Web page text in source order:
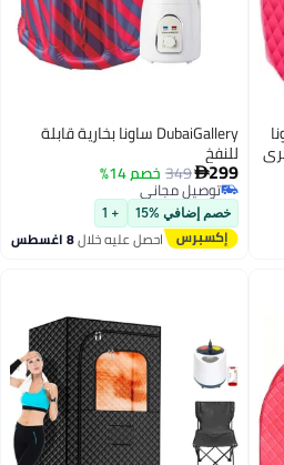
DubaiGallery ساونا بخارية قابلة
299
349خصم 14%
توصيل مجاني
توصيل مجاني
خصم إضافي %15 + 1
احصل عليه خلال8 اغسطس